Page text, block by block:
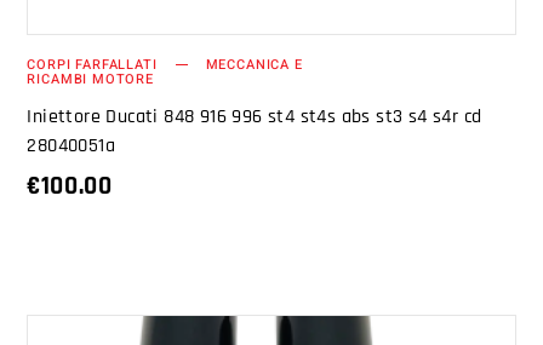
CORPI FARFALLATI MECCANICA E
RICAMBI MOTORE
Iniettore Ducati 848 916 996 st4 st4s abs st3 s4 s4r cd
28040051a
€100.00